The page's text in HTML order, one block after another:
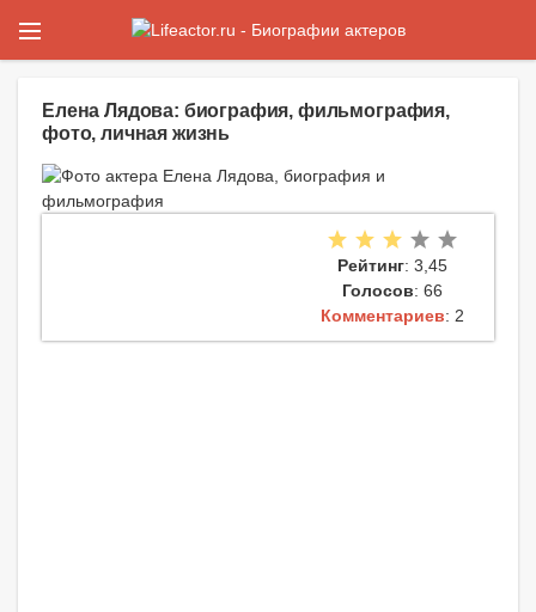
Елена Лядова: биография, фильмография,
фото, личная жизнь
Рейтинг: 3,45
Голосов: 66
Комментариев: 2